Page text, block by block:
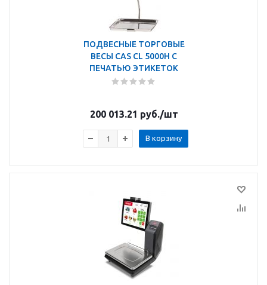
ПОДВЕСНЫЕ ТОРГОВЫЕ
ВЕСЫ CAS CL 5000H С
ПЕЧАТЬЮ ЭТИКЕТОК
200 013.21 руб./шт
В корзину